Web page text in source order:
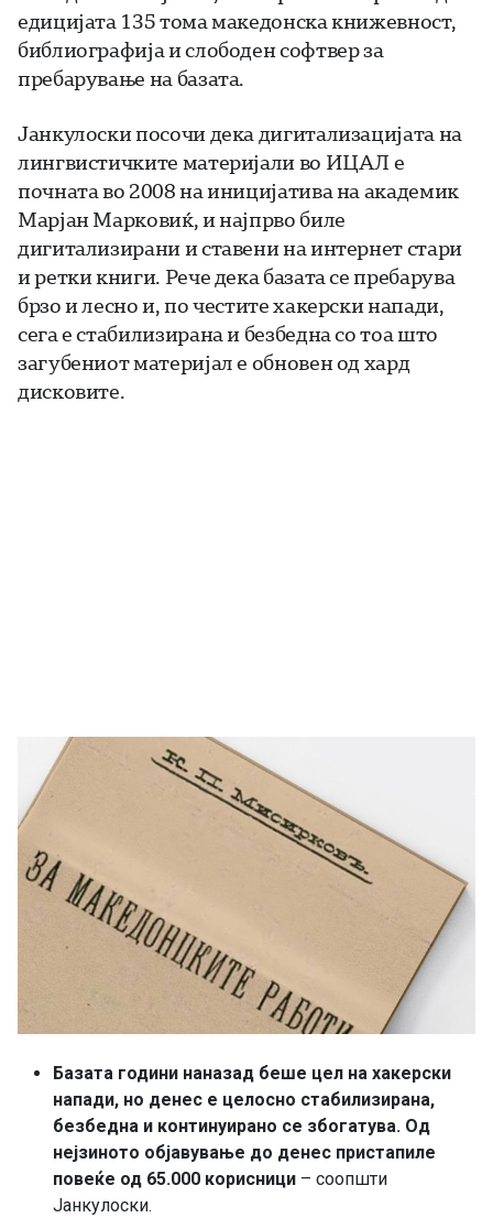
едицијата 135 тома македонска книжевност,
библиографија и слободен софтвер за
пребарување на базата.
Јанкулоски посочи дека дигитализацијата на
лингвистичките материјали во ИЦАЛ е
почната во 2008 на иницијатива на академик
Марјан Марковиќ, и најпрво биле
дигитализирани и ставени на интернет стари
и ретки книги. Рече дека базата се пребарува
брзо и лесно и, по честите хакерски напади,
сега е стабилизирана и безбедна со тоа што
загубениот материјал е обновен од хард
дисковите.
Базата години наназад беше цел на хакерски
напади, но денес е целосно стабилизирана,
безбедна и континуирано се збогатува. Од
нејзиното објавување до денес пристапиле
повеќе од 65.000 корисници – соопшти
Јанкулоски.